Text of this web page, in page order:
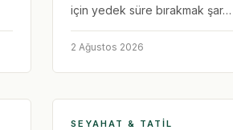
için yedek süre bırakmak şar…
2 Ağustos 2026
SEYAHAT & TATIL